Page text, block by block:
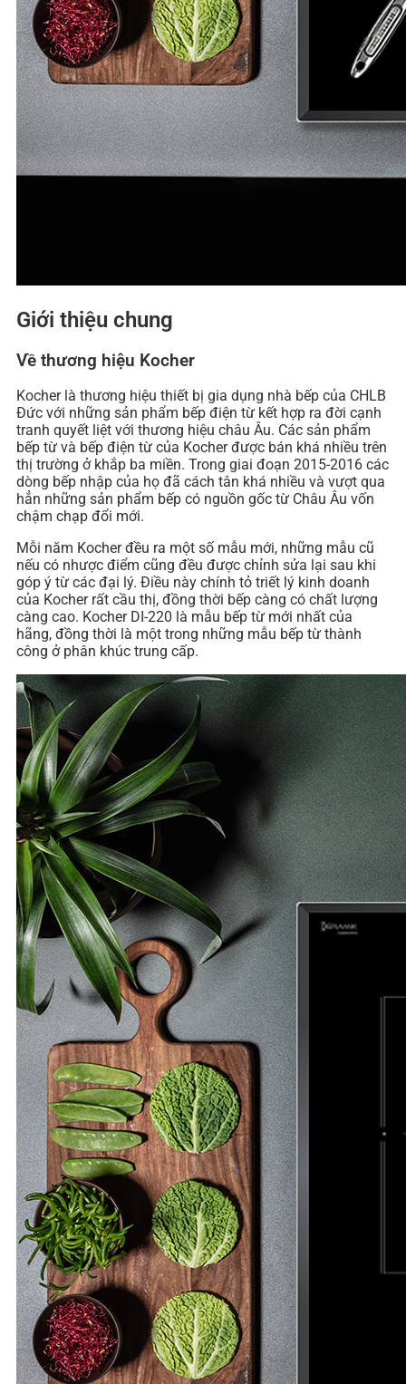
Giới thiệu chung
Về thương hiệu Kocher
Kocher là thương hiệu thiết bị gia dụng nhà bếp của CHLB
Đức với những sản phẩm bếp điện từ kết hợp ra đời cạnh
tranh quyết liệt với thương hiệu châu Âu. Các sản phẩm
bếp từ và bếp điện từ của Kocher được bán khá nhiều trên
thị trường ở khắp ba miền. Trong giai đoạn 2015-2016 các
dòng bếp nhập của họ đã cách tân khá nhiều và vượt qua
hẳn những sản phẩm bếp có nguồn gốc từ Châu Âu vốn
chậm chạp đổi mới.
Mỗi năm Kocher đều ra một số mẫu mới, những mẫu cũ
nếu có nhược điểm cũng đều được chỉnh sửa lại sau khi
góp ý từ các đại lý. Điều này chính tỏ triết lý kinh doanh
của Kocher rất cầu thị, đồng thời bếp càng có chất lượng
càng cao. Kocher DI-220 là mẫu bếp từ mới nhất của
hãng, đồng thời là một trong những mẫu bếp từ thành
công ở phân khúc trung cấp.